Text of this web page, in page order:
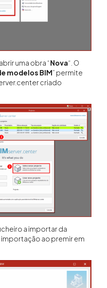
uma obra “Nova“. O
modelos BIM” permite
criado
a importar da
ao premir em